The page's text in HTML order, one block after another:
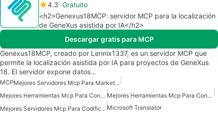
4.3 Gratuito
<h2>Genexus18MCP: servidor MCP para la localización
de GeneXus asistida por IA</h2>
Descargar gratis para MCP
Genexus18MCP, creado por Lennix1337, es un servidor MCP que
permite la localización asistida por IA para proyectos de GeneXus
18. El servidor expone datos…
MCP
Mejores Servidores Mcp Para Marketing De Ventas Comerciales
Mejores Herramientas Mcp Para Construir Agentes De Ia
Mejores Herramientas Mcp Para Conectarse A Datos
Mejores Servidores Mcp Para Codificación Microsoft Translator